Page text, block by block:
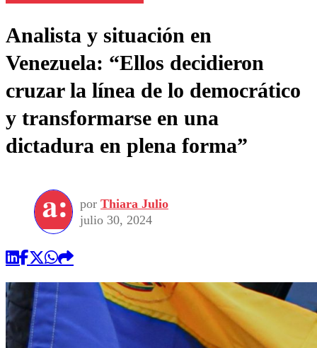
Analista y situación en
Venezuela: “Ellos decidieron
cruzar la línea de lo democrático
y transformarse en una
dictadura en plena forma”
por Thiara Julio
julio 30, 2024